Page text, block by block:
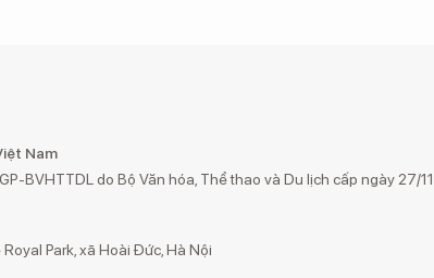
Nam
BVHTTDL do Bộ Văn hóa, Thể thao và Du lịch cấp ngày 27/
Park, xã Hoài Đức, Hà Nội